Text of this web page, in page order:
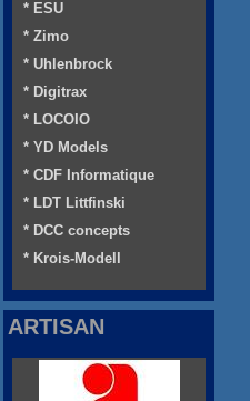
* ESU
* Zimo
* Uhlenbrock
* Digitrax
* LOCOIO
* YD Models
* CDF Informatique
* LDT Littfinski
* DCC concepts
* Krois-Modell
ARTISAN